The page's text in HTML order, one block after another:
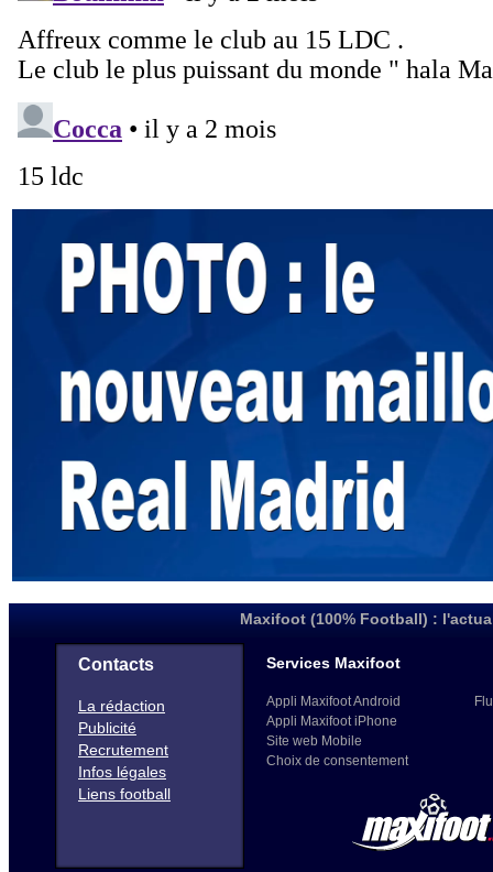
Maxifoot (100% Football) :
Contacts
La rédaction
Publicité
Recrutement
Infos légales
Liens football
Services Maxifoot
Appli Maxifoot Android
Appli Maxifoot iPhone
Site web Mobile
Choix de consentement